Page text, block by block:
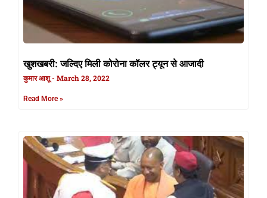
खुशखबरी: जल्दिए मिली कोरोना कॉलर ट्यून से आजादी
कुमार आशू March 28, 2022
Read More »